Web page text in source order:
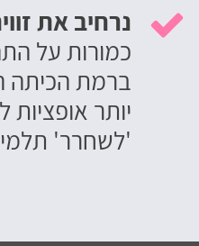
 נרחיב את
כמורות על
ברמת הכיתה
יותר אופציות
'לשחרר'